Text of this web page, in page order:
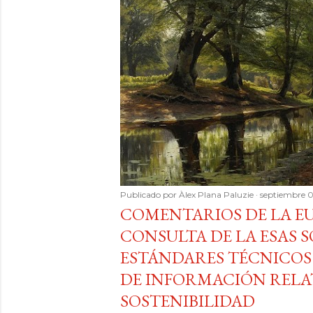
Publicado por Àlex Plana Paluzie septiembre
COMENTARIOS DE LA
CONSULTA DE LA ESAS
ESTÁNDARES
DE INFORMACIÓN
SOSTENIBILIDAD